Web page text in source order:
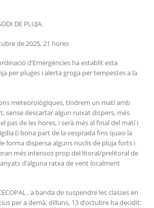
DE PLUJA.
de 2025, 21 hores
d’Emergències ha establit esta
per pluges i alerta groga per tempestes a la
meteorològiques, tindrem un matí amb
sense descartar algun ruixat dispers, més
pas de les hores, i serà més al final del matí i
(i bona part de la vesprada fins quasi la
forma dispersa alguns nuclis de pluja forts i
més intensos prop del litoral/prelitoral de
d’alguna ratxa de vent localment
, a banda de suspendre les classes en
per a demà, dilluns, 13 d’octubre ha decidit: